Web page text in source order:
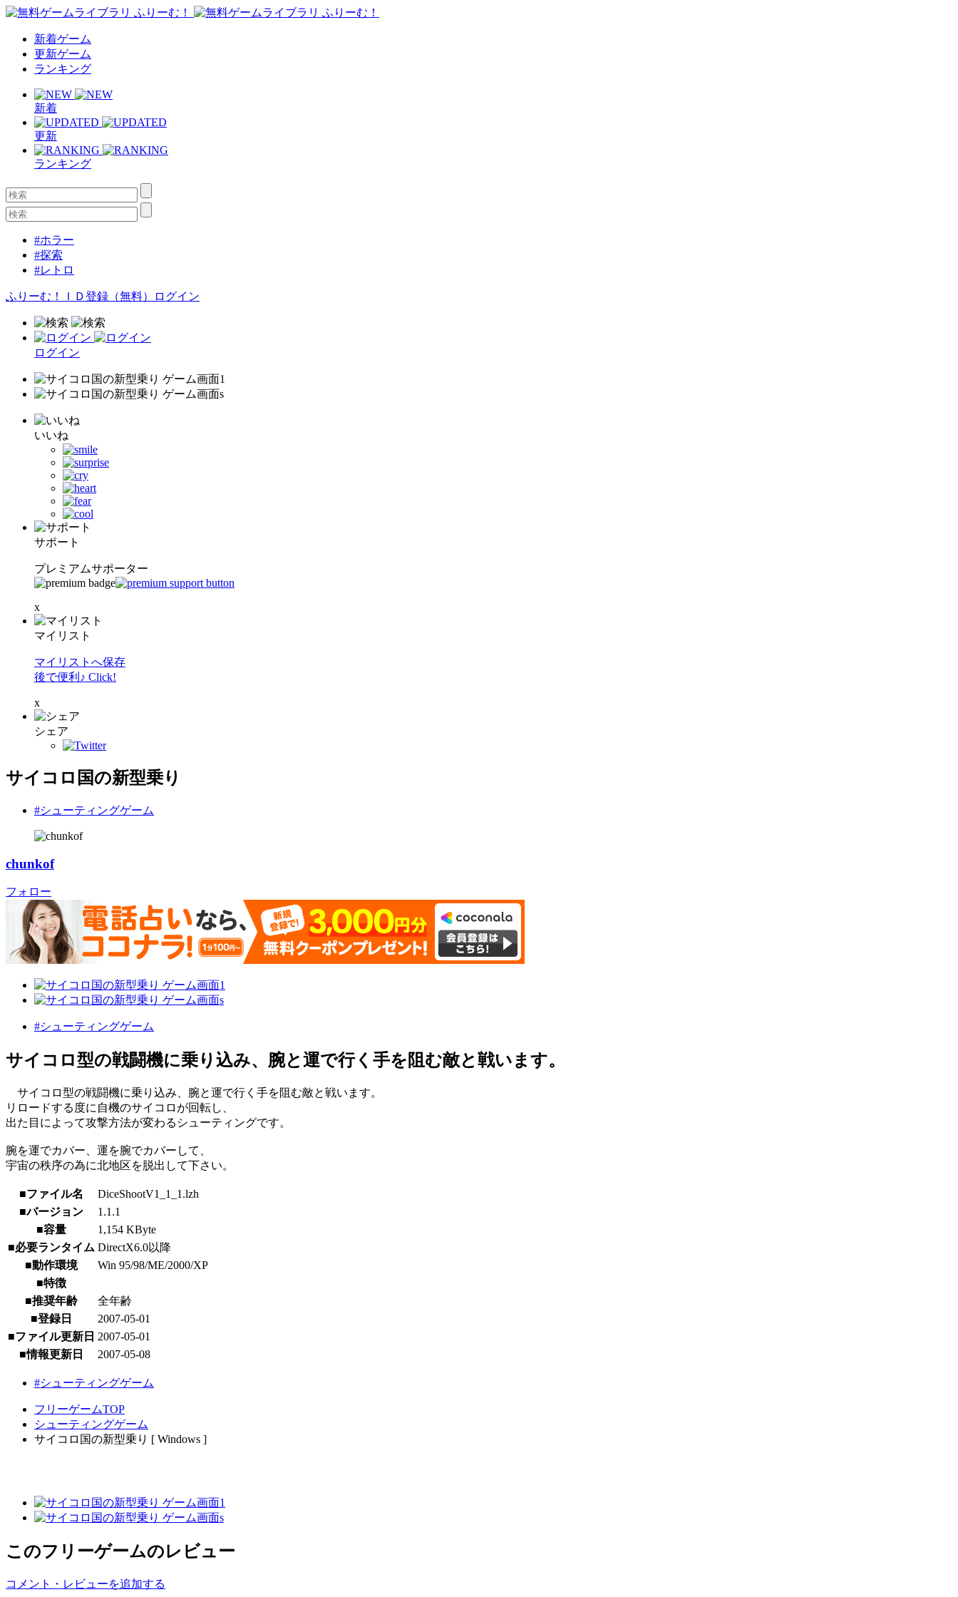
新着ゲーム
更新ゲーム
ランキング
新着
更新
ランキング
#ホラー
#探索
#レトロ
ふりーむ！ＩＤ登録（無料） ログイン
ログイン
いいね
サポート
プレミアムサポーター
x
マイリスト
マイリストへ保存
後で便利♪ Click!
x
シェア
サイコロ国の新型乗り
#シューティングゲーム
chunkof
フォロー
#シューティングゲーム
サイコロ型の戦闘機に乗り込み、腕と運で行く手を阻む敵と戦います。
サイコロ型の戦闘機に乗り込み、腕と運で行く手を阻む敵と戦います。
リロードする度に自機のサイコロが回転し、
出た目によって攻撃方法が変わるシューティングです。
腕を運でカバー、運を腕でカバーして、
宇宙の秩序の為に北地区を脱出して下さい。
■ファイル名
DiceShootV1_1_1.lzh
■バージョン
1.1.1
■容量
1,154 KByte
■必要ランタイム DirectX6.0以降
■動作環境
Win 95/98/ME/2000/XP
■特徴
■推奨年齢
全年齢
■登録日
2007-05-01
■ファイル更新日 2007-05-01
■情報更新日
2007-05-08
#シューティングゲーム
フリーゲームTOP
シューティングゲーム
サイコロ国の新型乗り [ Windows ]
このフリーゲームのレビュー
コメント・レビューを追加する